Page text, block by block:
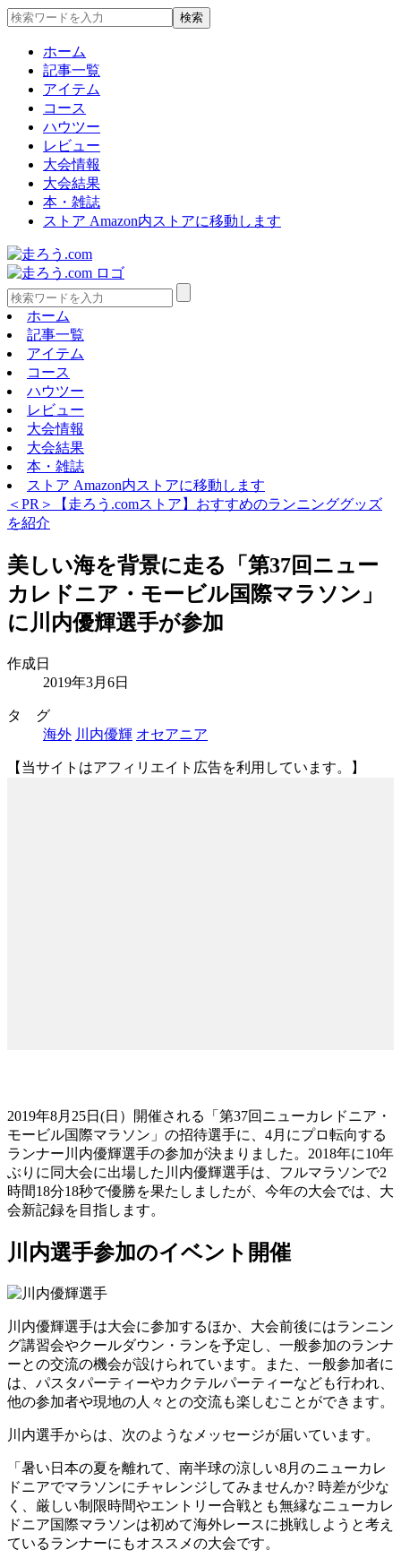
ホーム
記事一覧
アイテム
コース
ハウツー
レビュー
大会情報
大会結果
本・雑誌
ストア Amazon内ストアに移動します
ホーム
記事一覧
アイテム
コース
ハウツー
レビュー
大会情報
大会結果
本・雑誌
ストア Amazon内ストアに移動します
＜PR＞【走ろう.comストア】おすすめのランニンググッズ
を紹介
美しい海を背景に走る「第37回ニュー
カレドニア・モービル国際マラソン」
に川内優輝選手が参加
作成日
2019年3月6日
タ グ
海外 川内優輝 オセアニア
【当サイトはアフィリエイト広告を利用しています。】
2019年8月25日(日）開催される「第37回ニューカレドニア・
モービル国際マラソン」の招待選手に、4月にプロ転向する
ランナー川内優輝選手の参加が決まりました。2018年に10年
ぶりに同大会に出場した川内優輝選手は、フルマラソンで2
時間18分18秒で優勝を果たしましたが、今年の大会では、大
会新記録を目指します。
川内選手参加のイベント開催
川内優輝選手は大会に参加するほか、大会前後にはランニン
グ講習会やクールダウン・ランを予定し、一般参加のランナ
ーとの交流の機会が設けられています。また、一般参加者に
は、パスタパーティーやカクテルパーティーなども行われ、
他の参加者や現地の人々との交流も楽しむことができます。
川内選手からは、次のようなメッセージが届いています。
「暑い日本の夏を離れて、南半球の涼しい8月のニューカレ
ドニアでマラソンにチャレンジしてみませんか? 時差が少な
く、厳しい制限時間やエントリー合戦とも無縁なニューカレ
ドニア国際マラソンは初めて海外レースに挑戦しようと考え
ているランナーにもオススメの大会です。